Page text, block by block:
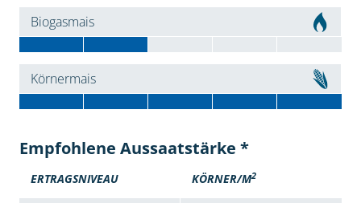
Biogasmais
Körnermais
Empfohlene Aussaatstärke *
ERTRAGSNIVEAU KÖRNER/M2